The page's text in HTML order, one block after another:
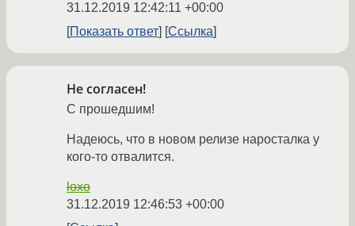
31.12.2019 12:42:11 +00:00
Показать ответ
Ссылка
Не согласен!
С прошедшим!
Надеюсь, что в новом релизе наросталка у
кого-то отвалится.
loxo
31.12.2019 12:46:53 +00:00